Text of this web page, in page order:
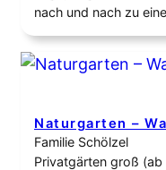
nach und nach zu
die Kinder und einem
Naturgarten –
Familie Schölzel
Privatgärten groß (ab